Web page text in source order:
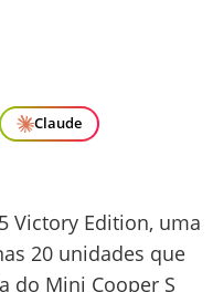
Claude
Victory Edition, uma
20 unidades que
do Mini Cooper S